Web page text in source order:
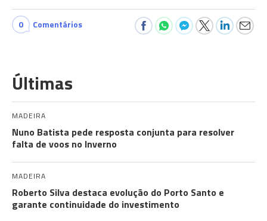
0 Comentários
Últimas
MADEIRA
Nuno Batista pede resposta conjunta para resolver
falta de voos no Inverno
MADEIRA
Roberto Silva destaca evolução do Porto Santo e
garante continuidade do investimento